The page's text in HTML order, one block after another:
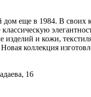
еще в 1984. В своих
изделий и кожи,
коллекция
16